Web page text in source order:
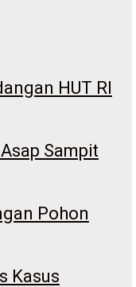
HUT RI
Sampit
Pohon
Kasus